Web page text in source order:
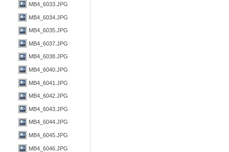
MB4_6033.JPG
MB4_6034.JPG
MB4_6035.JPG
MB4_6037.JPG
MB4_6038.JPG
MB4_6040.JPG
MB4_6041.JPG
MB4_6042.JPG
MB4_6043.JPG
MB4_6044.JPG
MB4_6045.JPG
MB4_6046.JPG